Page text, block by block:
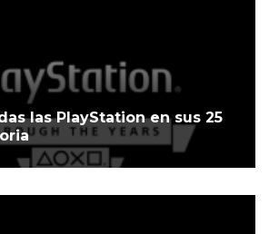
las PlayStation en sus 25